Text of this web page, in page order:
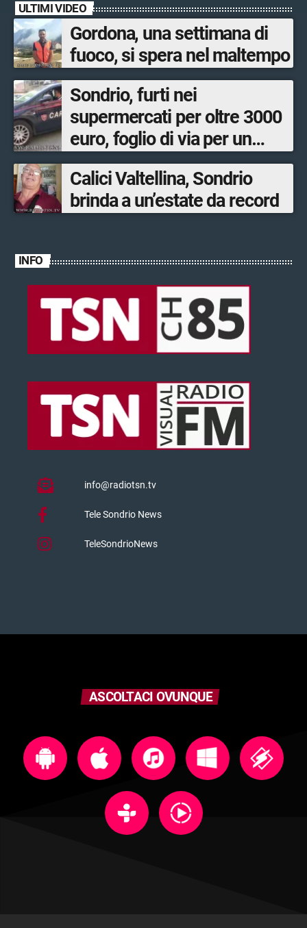
ULTIMI VIDEO
Gordona, una settimana di
fuoco, si spera nel maltempo
Sondrio, furti nei
supermercati per oltre 3000
euro, foglio di via per un
ventinovenne
Calici Valtellina, Sondrio
brinda a un’estate da record
INFO
info@radiotsn.tv
Tele Sondrio News
TeleSondrioNews
ASCOLTACI OVUNQUE